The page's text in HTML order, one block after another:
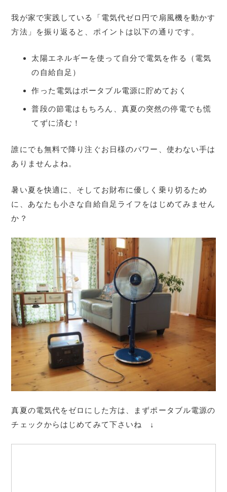
我が家で実践している「電気代ゼロ円で扇風機を動かす
方法」を振り返ると、ポイントは以下の通りです。
太陽エネルギーを使って自分で電気を作る（電気
の自給自足）
作った電気はポータブル電源に貯めておく
普段の節電はもちろん、真夏の突然の停電でも慌
てずに済む！
誰にでも無料で降り注ぐお日様のパワー、使わない手は
ありませんよね。
暑い夏を快適に、そしてお財布に優しく乗り切るため
に、あなたも小さな自給自足ライフをはじめてみません
か？
真夏の電気代をゼロにした方は、まずポータブル電源の
チェックからはじめてみて下さいね ↓